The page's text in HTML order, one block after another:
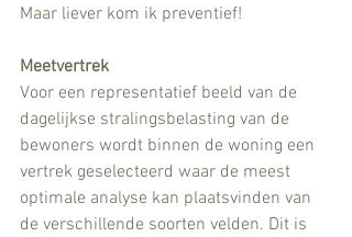
Maar liever kom ik preventief!
Meetvertrek
Voor een representatief beeld van de
dagelijkse stralingsbelasting van de
bewoners wordt binnen de woning een
vertrek geselecteerd waar de meest
optimale analyse kan plaatsvinden van
de verschillende soorten velden. Dit is